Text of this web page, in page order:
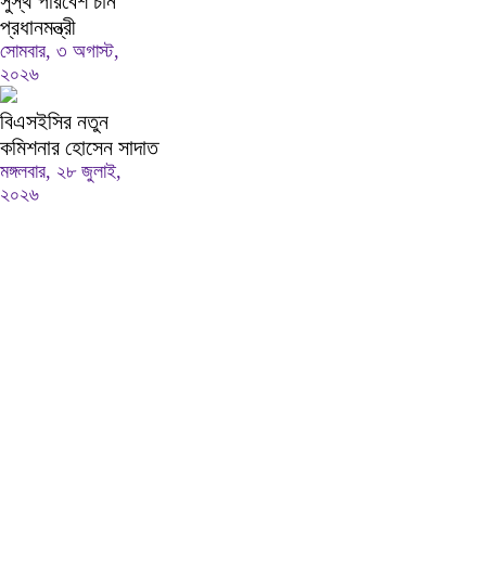
প্রধানমন্ত্রী
সোমবার, ৩ অগাস্ট,
২০২৬
বিএসইসির নতুন
কমিশনার হোসেন সাদাত
মঙ্গলবার, ২৮ জুলাই,
২০২৬